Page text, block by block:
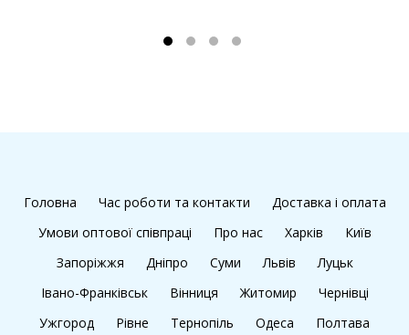
Головна Час роботи та контакти
Доставка і оплата
Умови оптової співпраці
Про нас Харків
Київ
Запоріжжя
Дніпро Суми Львів
Луцьк
Івано-Франківськ
Вінниця Житомир
Чернівці
Ужгород
Рівне Тернопіль Одеса Полтава